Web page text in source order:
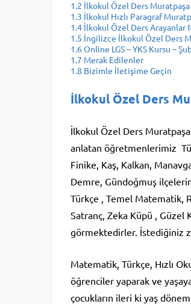
1.2 İlkokul Özel Ders Muratpaşa
1.3 İlkokul Hızlı Paragraf
1.4 İlkokul Özel Ders Arayanlar
1.5 İngilizce İlkokul Özel Ders
1.6Online LGS – YKS Kursu –
1.7 Merak Edilenler
1.8 Bizimle İletişime Geçin
İlkokul Özel Ders
İlkokul Özel Ders
anlatan öğretmenlerimiz
Finike, Kaş, Kalkan,
Demre, Gündoğmuş
Türkçe , Temel Matematik,
Satranç, Zeka Küpü ,
görmektedirler. İstediğiniz
Matematik, Türkçe, Hızlı
öğrenciler yaparak ve
çocukların ileri ki yaş